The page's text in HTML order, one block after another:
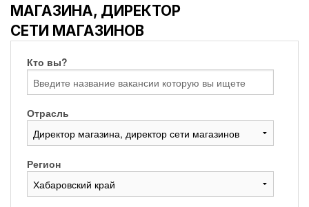
МАГАЗИНА, ДИРЕКТОР
СЕТИ МАГАЗИНОВ
Кто вы?
Отрасль
Регион